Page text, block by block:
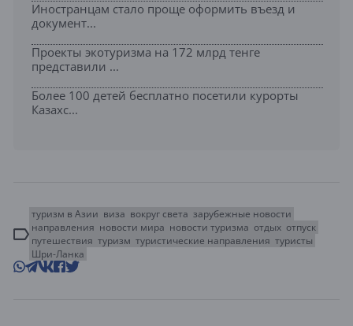
Иностранцам стало проще оформить въезд и
документ...
Проекты экотуризма на 172 млрд тенге
представили ...
Более 100 детей бесплатно посетили курорты
Казахс...
туризм в Азии виза вокруг света зарубежные новости
направления новости мира новости туризма отдых отпуск
путешествия туризм туристические направления туристы
Шри-Ланка